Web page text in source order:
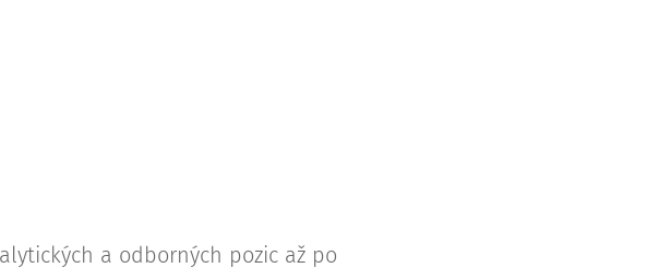
a odborných pozic až po